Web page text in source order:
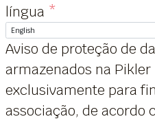
língua *
Aviso de proteção de
armazenados na
exclusivamente para
associação, de acordo